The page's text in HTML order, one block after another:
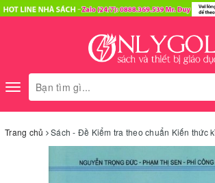
Toggle
navigation
Trang chủ Sách - Đề Kiểm tra theo chuẩn Kiến thức